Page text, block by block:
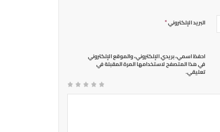
البريد الإلكتروني*
احفظ اسمي، بريدي الإلكتروني، والموقع الإلكتروني
في هذا المتصفح لاستخدامها المرة المقبلة في
تعليقي.
1 2
3 من4 من
5 من أصل 5